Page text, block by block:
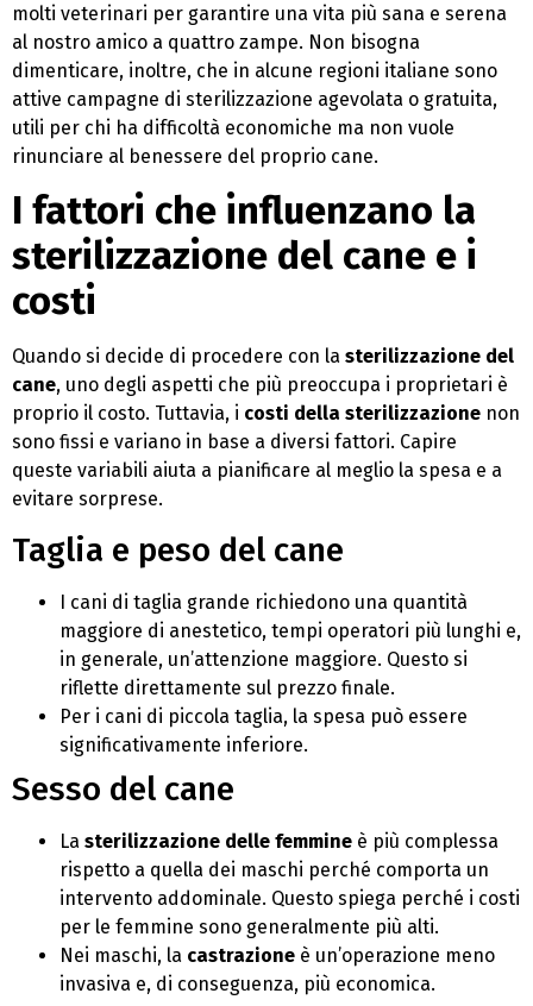
molti veterinari per garantire una vita più sana e serena
al nostro amico a quattro zampe. Non bisogna
dimenticare, inoltre, che in alcune regioni italiane sono
attive campagne di sterilizzazione agevolata o gratuita,
utili per chi ha difficoltà economiche ma non vuole
rinunciare al benessere del proprio cane.
I fattori che influenzano la
sterilizzazione del cane e i
costi
Quando si decide di procedere con la sterilizzazione del
cane, uno degli aspetti che più preoccupa i proprietari è
proprio il costo. Tuttavia, i costi della sterilizzazione non
sono fissi e variano in base a diversi fattori. Capire
queste variabili aiuta a pianificare al meglio la spesa e a
evitare sorprese.
Taglia e peso del cane
I cani di taglia grande richiedono una quantità
maggiore di anestetico, tempi operatori più lunghi e,
in generale, un’attenzione maggiore. Questo si
riflette direttamente sul prezzo finale.
Per i cani di piccola taglia, la spesa può essere
significativamente inferiore.
Sesso del cane
La sterilizzazione delle femmine è più complessa
rispetto a quella dei maschi perché comporta un
intervento addominale. Questo spiega perché i costi
per le femmine sono generalmente più alti.
Nei maschi, la castrazione è un’operazione meno
invasiva e, di conseguenza, più economica.